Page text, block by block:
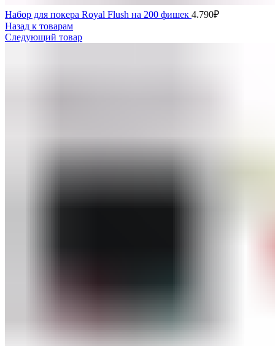
Набор для покера Royal Flush на 200 фишек 4.790₽
Назад к товарам
Следующий товар